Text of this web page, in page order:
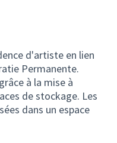
d'artiste en lien
Permanente.
à la mise à
de stockage. Les
dans un espace